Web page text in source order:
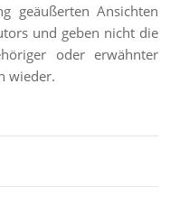
geäußerten Ansichten
und geben nicht die
oder erwähnter
wieder.